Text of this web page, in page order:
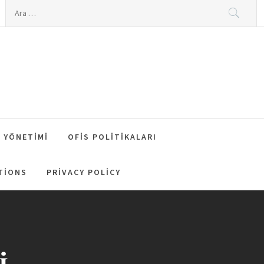
YÖNETIMI OFIS POLITIKALARI
PRIVACY POLICY